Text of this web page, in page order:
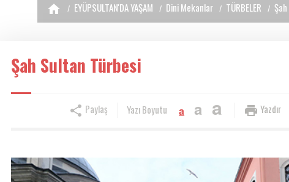
EYÜPSULTAN'DA YAŞAM Dini Mekanlar TÜRBELER
Şah Sultan Türbesi
Yazdır
Yazı Boyutu a a a
Paylaş